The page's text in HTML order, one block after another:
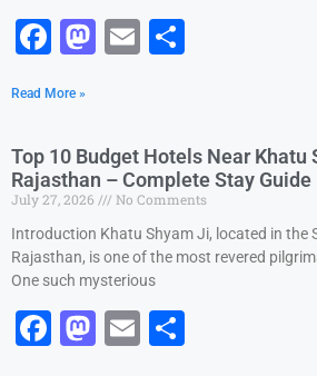
F
c
e
b
o
o
k
M
o
d
o
n
E
l
e
Read More »
Top 10 Budget Hotels Near Khatu
Rajasthan – Complete Stay Guide
July 27, 2026
No Comments
Introduction Khatu Shyam Ji, located in the
Rajasthan, is one of the most revered
One such mysterious
F
M E